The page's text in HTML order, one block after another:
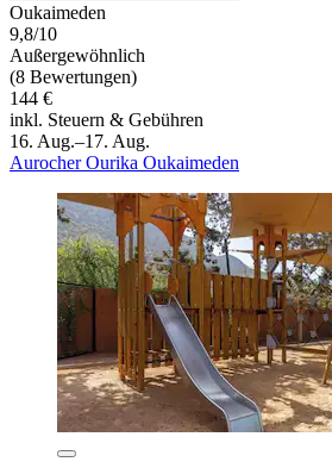
Oukaimeden
9,8/10
Außergewöhnlich
(8 Bewertungen)
144 €
inkl. Steuern & Gebühren
16. Aug.–17. Aug.
Aurocher Ourika Oukaimeden